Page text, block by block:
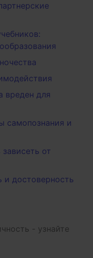
вреден для
самопознания и
от
и достоверность
- узнайте